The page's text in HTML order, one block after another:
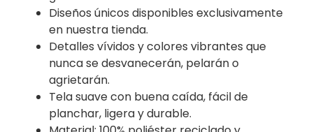
Diseños únicos disponibles exclusivamente
en nuestra tienda.
Detalles vívidos y colores vibrantes que
nunca se desvanecerán, pelarán o
agrietarán.
Tela suave con buena caída, fácil de
planchar, ligera y durable.